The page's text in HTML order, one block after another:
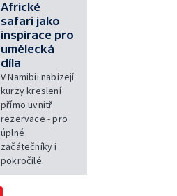
Africké
safari jako
inspirace pro
umělecká
díla
V Namibii nabízejí
kurzy kreslení
přímo uvnitř
rezervace - pro
úplné
začátečníky i
pokročilé.